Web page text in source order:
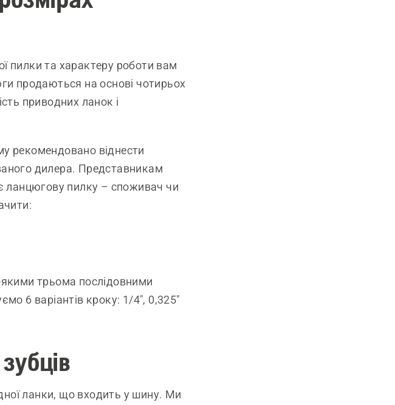
пилки та характеру роботи вам
продаються на основі чотирьох
приводних ланок і
рекомендовано віднести
дилера. Представникам
ланцюгову пилку – споживач чи
трьома послідовними
6 варіантів кроку: 1/4", 0,325"
ланки, що входить у шину. Ми